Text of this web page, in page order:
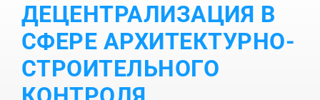
наши
ДЕЦЕНТРАЛИЗАЦИЯ В
СФЕРЕ АРХИТЕКТУРНО-
СТРОИТЕЛЬНОГО